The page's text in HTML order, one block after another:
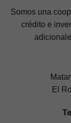
Somos una
crédito e
El